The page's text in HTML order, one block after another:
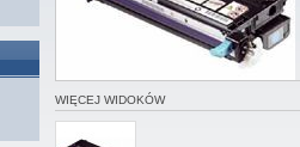
WIĘCEJ WIDOKÓW